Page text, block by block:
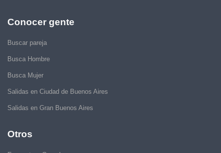
Conocer gente
Buscar pareja
Busca Hombre
Busca Mujer
Salidas en Ciudad de Buenos Aires
Salidas en Gran Buenos Aires
Otros